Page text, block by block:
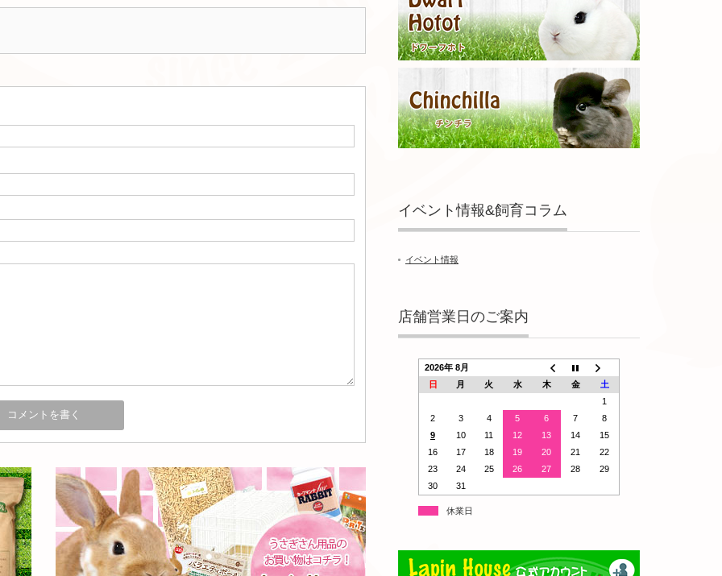
イベント情報&飼育コラム
イベント情報
店舗営業日のご案内
2026年 8月
日
月 火 水 木 金
土
1
2
3 4 5 6 7
8
9
10 11 12 13 14
15
16
17 18 19 20 21
22
23
24 25 26 27 28
29
30
31
休業日